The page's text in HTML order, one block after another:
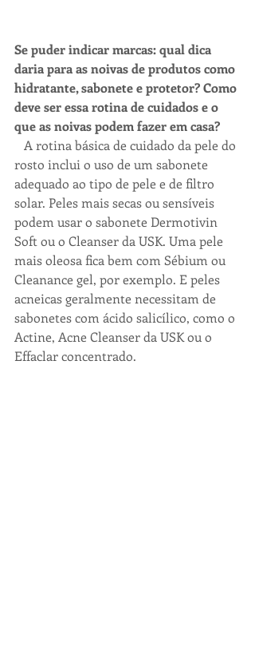
Se puder indicar marcas: qual dica
daria para as noivas de produtos como
hidratante, sabonete e protetor? Como
deve ser essa rotina de cuidados e o
que as noivas podem fazer em casa?
A rotina básica de cuidado da pele do
rosto inclui o uso de um sabonete
adequado ao tipo de pele e de filtro
solar. Peles mais secas ou sensíveis
podem usar o sabonete Dermotivin
Soft ou o Cleanser da USK. Uma pele
mais oleosa fica bem com Sébium ou
Cleanance gel, por exemplo. E peles
acneicas geralmente necessitam de
sabonetes com ácido salicílico, como o
Actine, Acne Cleanser da USK ou o
Effaclar concentrado.